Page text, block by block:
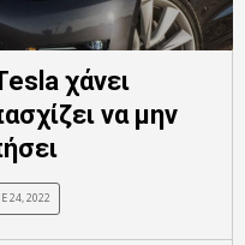
χάνει
να μην
24, 2022